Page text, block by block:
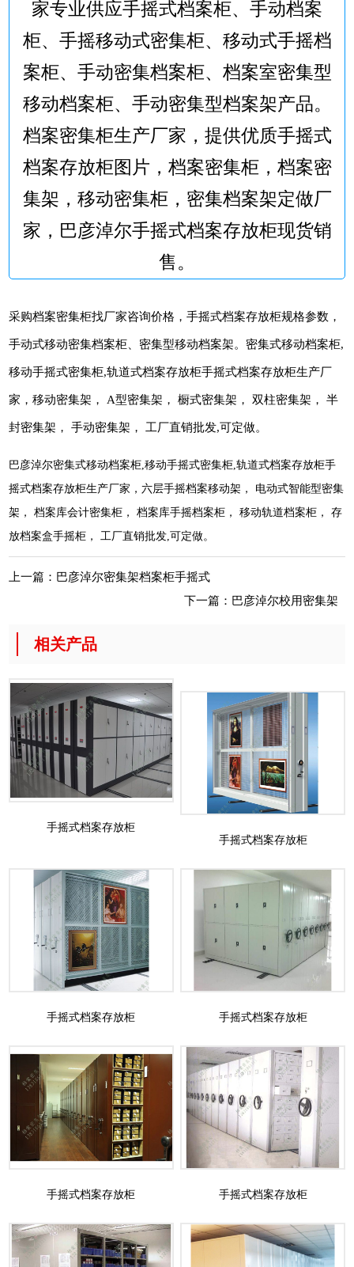
家专业供应手摇式档案柜、手动档案
柜、手摇移动式密集柜、移动式手摇档
案柜、手动密集档案柜、档案室密集型
移动档案柜、手动密集型档案架产品。
档案密集柜生产厂家，提供优质手摇式
档案存放柜图片，档案密集柜，档案密
集架，移动密集柜，密集档案架定做厂
家，巴彦淖尔手摇式档案存放柜现货销
售。
采购档案密集柜找厂家咨询价格，手摇式档案存放柜规格参数，
手动式移动密集档案柜、密集型移动档案架。密集式移动档案柜,
移动手摇式密集柜,轨道式档案存放柜手摇式档案存放柜生产厂
家，移动密集架， A型密集架， 橱式密集架， 双柱密集架， 半
封密集架， 手动密集架， 工厂直销批发,可定做。
巴彦淖尔密集式移动档案柜,移动手摇式密集柜,轨道式档案存放柜手
摇式档案存放柜生产厂家，六层手摇档案移动架， 电动式智能型密集
架， 档案库会计密集柜， 档案库手摇档案柜， 移动轨道档案柜， 存
放档案盒手摇柜， 工厂直销批发,可定做。
上一篇： 巴彦淖尔密集架档案柜手摇式
下一篇： 巴彦淖尔校用密集架
相关产品
手摇式档案存放柜
手摇式档案存放柜
手摇式档案存放柜 手摇式档案存放柜
手摇式档案存放柜 手摇式档案存放柜